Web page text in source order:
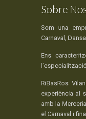
Sobre
Som una
Carnaval,
Ens
RiBasRos
experiència al
amb la
el Carnaval i